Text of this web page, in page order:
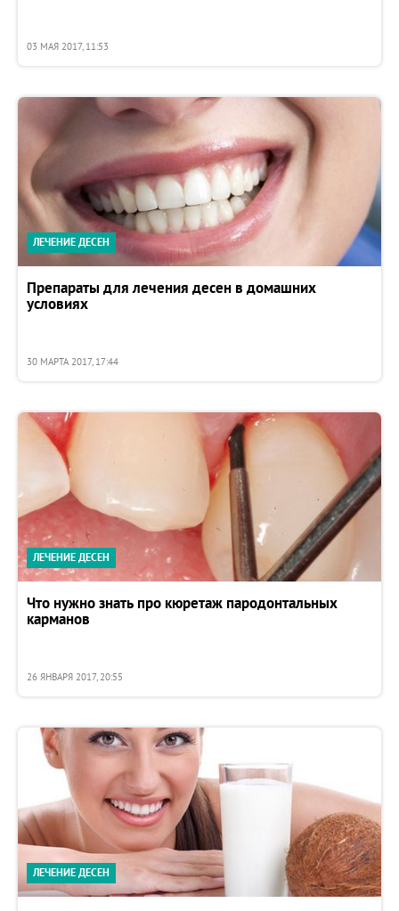
03 МАЯ 2017, 11:53
ЛЕЧЕНИЕ ДЕСЕН
Препараты для лечения десен в домашних
условиях
30 МАРТА 2017, 17:44
ЛЕЧЕНИЕ ДЕСЕН
Что нужно знать про кюретаж пародонтальных
карманов
26 ЯНВАРЯ 2017, 20:55
ЛЕЧЕНИЕ ДЕСЕН